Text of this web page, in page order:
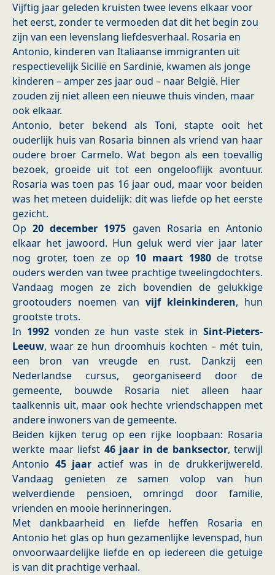
Vijftig jaar geleden kruisten twee levens elkaar voor
het eerst, zonder te vermoeden dat dit het begin zou
zijn van een levenslang liefdesverhaal. Rosaria en
Antonio, kinderen van Italiaanse immigranten uit
respectievelijk Sicilië en Sardinië, kwamen als jonge
kinderen – amper zes jaar oud – naar België. Hier
zouden zij niet alleen een nieuwe thuis vinden, maar
ook elkaar.
Antonio, beter bekend als Toni, stapte ooit het
ouderlijk huis van Rosaria binnen als vriend van haar
oudere broer Carmelo. Wat begon als een toevallig
bezoek, groeide uit tot een ongelooflijk avontuur.
Rosaria was toen pas 16 jaar oud, maar voor beiden
was het meteen duidelijk: dit was liefde op het eerste
gezicht.
Op20 december 1975 gaven Rosaria en Antonio
elkaar het jawoord. Hun geluk werd vier jaar later
nog groter, toen ze op 10 maart 1980de trotse
ouders werden van twee prachtige tweelingdochters.
Vandaag mogen ze zich bovendien de gelukkige
grootouders noemen van vijf kleinkinderen, hun
grootste trots.
In 1992vonden ze hun vaste stek in Sint-Pieters-
Leeuw, waar ze hun droomhuis kochten – mét tuin,
een bron van vreugde en rust. Dankzij een
Nederlandse cursus, georganiseerd door de
gemeente, bouwde Rosaria niet alleen haar
taalkennis uit, maar ook hechte vriendschappen met
andere inwoners van de gemeente.
Beiden kijken terug op een rijke loopbaan: Rosaria
werkte maar liefst 46 jaar in de banksector, terwijl
Antonio 45 jaar actief was in de drukkerijwereld.
Vandaag genieten ze samen volop van hun
welverdiende pensioen, omringd door familie,
vrienden en mooie herinneringen.
Met dankbaarheid en liefde heffen Rosaria en
Antonio het glas op hun gezamenlijke levenspad, hun
onvoorwaardelijke liefde en op iedereen die getuige
is van dit prachtige verhaal.